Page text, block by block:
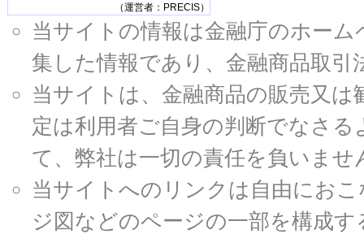
（運営者：PRECIS）
当サイトの情報は金融庁のホー
集した情報であり、金融商品取
当サイトは、金融商品の販売又
定は利用者ご自身の判断でなさ
て、弊社は一切の責任を負いませ
当サイトへのリンクは自由にお
ジ図などのページの一部を構成